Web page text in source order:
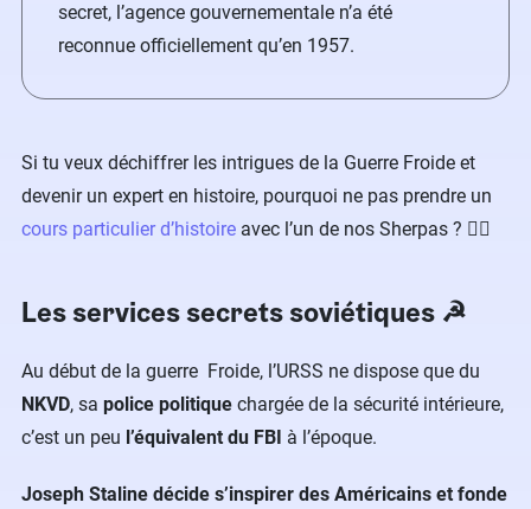
secret, l’agence gouvernementale n’a été
reconnue officiellement qu’en 1957.
Si tu veux déchiffrer les intrigues de la Guerre Froide et
devenir un expert en histoire, pourquoi ne pas prendre un
cours particulier d’histoire avec l’un de nos Sherpas ? 🕵️‍♂️
Les services secrets soviétiques ☭
Au début de la guerre Froide, l’URSS ne dispose que du
NKVD, sa police politique chargée de la sécurité intérieure,
c’est un peu l’équivalent du FBI à l’époque.
Joseph Staline décide s’inspirer des Américains et fonde